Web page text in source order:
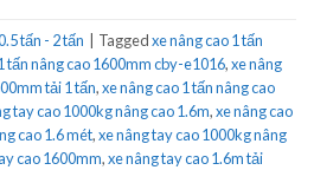
tấn - 2 tấn Taggedxe nâng cao 1 tấn
tấn nâng cao 1600mm cby-e1016,xe nâng
tải 1 tấn,xe nâng cao 1 tấn nâng cao
tay cao 1000kg nâng cao 1.6m,xe nâng cao
cao 1.6 mét,xe nâng tay cao 1000kg nâng
cao 1600mm,xe nâng tay cao 1.6m tải